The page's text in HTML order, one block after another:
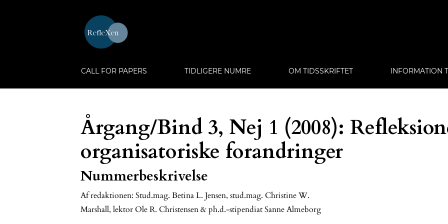
CALL FOR PAPERS TIDLIGERE NUMRE OM TIDSSKRIFTET INFORMATION
Årgang/Bind 3, Nej 1 (2008):
organisatoriske forandringer
Nummerbeskrivelse
Af redaktionen: Stud.mag. Betina L. Jensen, stud.mag. Christine W.
Marshall, lektor Ole R. Christensen & ph.d.-stipendiat Sanne Almeborg